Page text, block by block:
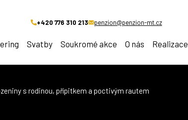
+420 776 310 213 penzion@penzion-mt.cz
Svatby Soukromé akce O nás Realizace
s rodinou, přípitkem a poctivým rautem